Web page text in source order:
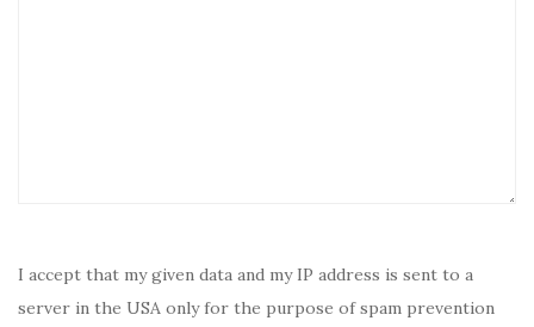
I accept that my given data and my IP address is sent to a
server in the USA only for the purpose of spam prevention